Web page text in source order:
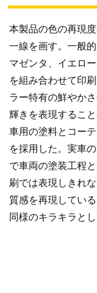
本製品の色の再現
一線を画す。一般
マゼンタ、イエロ
を組み合わせて印
ラー特有の鮮やか
輝きを表現するこ
車用の塗料とコー
を採用した。実車
で車両の塗装工程
刷では表現しきれ
質感を再現してい
同様のキラキラと